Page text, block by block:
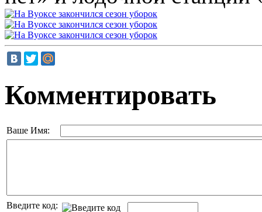
Комментировать
Ваше Имя:
Введите код: